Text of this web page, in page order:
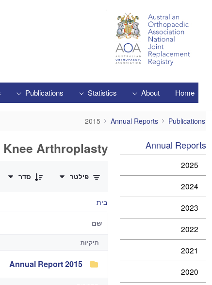
Home
About
Statistics
Publications
2015
Publications
Annual Reports
2015
Annual Reports
2025
2024
2023
2022
2021
2020
Arthroplasty
פילטר
סדר
בית
שם
תיקיות
Annual Report 2015